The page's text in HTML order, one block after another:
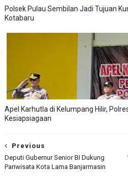
Polsek Pulau Sembilan Jadi Tujuan
Kotabaru
Apel Karhutla di Kelumpang Hilir,
Kesiapsiagaan
Previous
Deputi Gubernur Senior BI Dukung
Pariwisata Kota Lama Banjarmasin